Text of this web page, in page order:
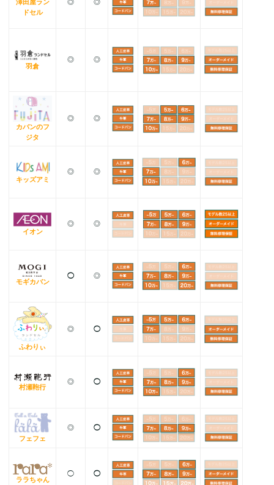
澤田屋ラン
ドセル
◎ ◎
羽倉
◎ ◎
カバンのフ
ジタ
◎ ◎
キッズアミ
◎ ◎
イオン
◎ ◎
モギカバン
◯ ◎
ふわりぃ
◎ ◯
村瀬鞄行
◎ ◯
フェフェ
◎ ◯
ララちゃん
◯ ◯